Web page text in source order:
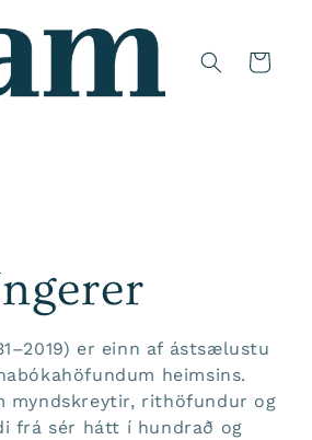
er einn af ástsælustu
heimsins.
myndskreytir, rithöfundur og
frá sér hátt í hundrað og